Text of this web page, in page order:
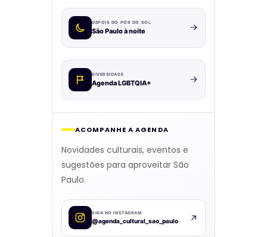
DEPOIS DO PÔR DO SOL
São Paulo à noite
DIVERSIDADE
Agenda LGBTQIA+
ACOMPANHE A AGENDA
Novidades culturais, eventos e
sugestões para aproveitar São
Paulo.
SIGA NO INSTAGRAM
@agenda_cultural_sao_paulo